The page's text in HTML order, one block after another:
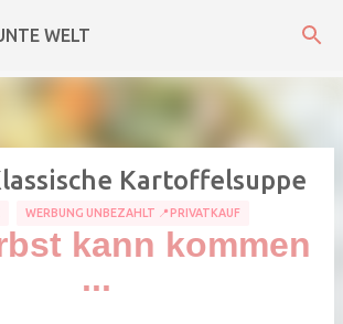
Direkt zum Hauptbereich
WELT
Kartoffelsuppe
WERBUNG UNBEZAHLT 📍PRIVATKAUF
kann kommen
...